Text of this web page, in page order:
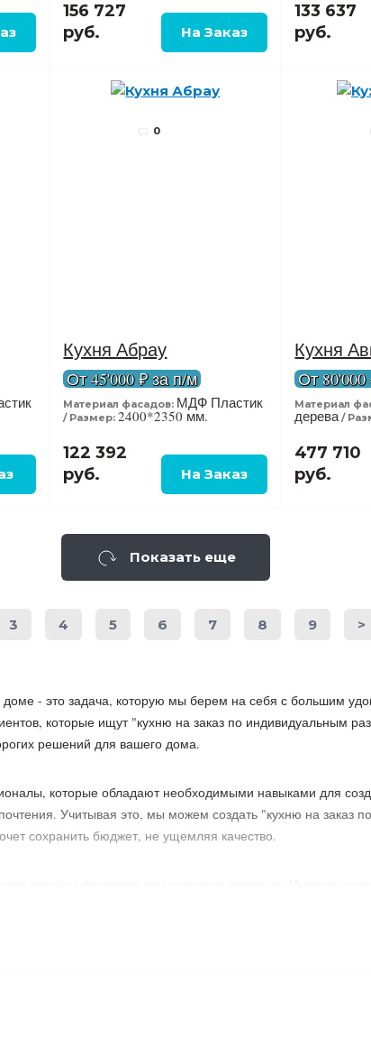
156 727
руб.
133 637
руб.
0
Кухня Абрау
От 45'000 ₽ за п/м
Материал фасадов: МДФ Пластик
Размер: 2400*2350 мм.
122 392
руб.
Кухня
От
Материал
дерева
477 710
руб.
Показать еще
3 4 5 6 7 8 9 >
доме - это задача, которую мы берем на себя с большим
которые ищут "кухню на заказ по индивидуальным
решений для вашего дома.
которые обладают необходимыми навыками для
Учитывая это, мы можем создать "кухню на заказ
сохранить бюджет, не ущемляя качество.
стоимость". Это позволяет вам оценить ваши расходы